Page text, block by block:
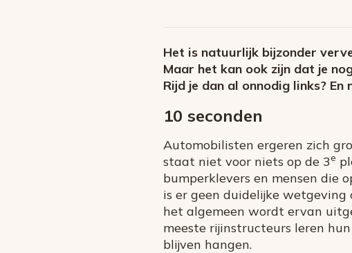
Het is natuurlijk bijzonder
Maar het kan ook zijn dat je
Rijd je dan al onnodig links?
10 seconden
Automobilisten ergeren zich
staat niet voor niets op de 3e
bumperklevers en mensen die
is er geen duidelijke wetgeving
het algemeen wordt ervan
meeste rijinstructeurs leren
blijven hangen.